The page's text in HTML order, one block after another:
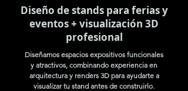
Diseño de stands para ferias y
eventos + visualización 3D
profesional
Diseñamos espacios expositivos funcionales
y atractivos, combinando experiencia en
arquitectura y renders 3D para ayudarte a
visualizar tu stand antes de construirlo.